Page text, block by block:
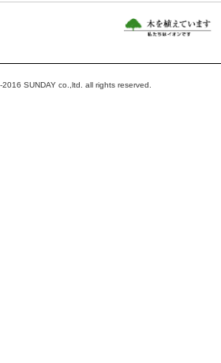
SUNDAY co.,ltd. all rights reserved.